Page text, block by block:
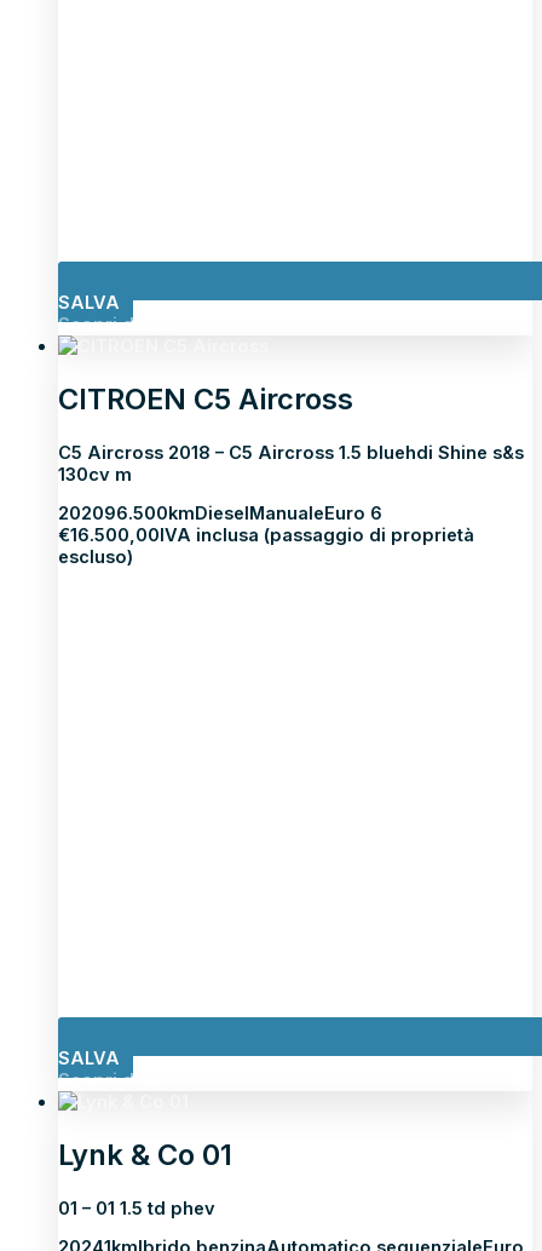
SALVA
Scopri di più
CITROEN C5 Aircross
C5 Aircross 2018 – C5 Aircross 1.5 bluehdi Shine s&s
130cv m
202096.500kmDieselManualeEuro 6
€16.500,00IVA inclusa (passaggio di proprietà
escluso)
SALVA
Scopri di più
Lynk & Co 01
01 – 01 1.5 td phev